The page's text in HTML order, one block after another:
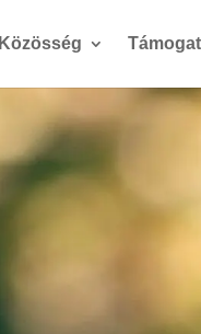
Közösség